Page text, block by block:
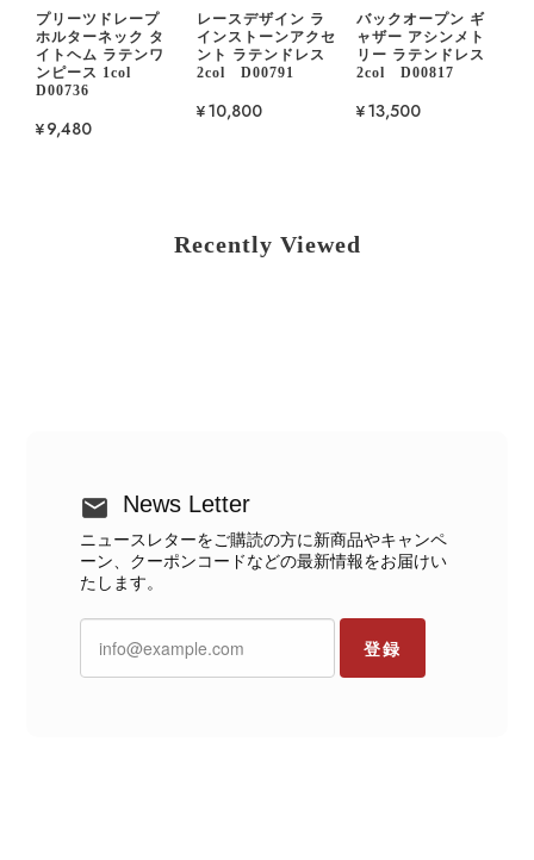
プリーツドレープ
ホルターネック タ
イトヘム ラテンワ
ンピース 1col
D00736
¥9,480
レースデザイン ラ
インストーンアクセ
ント ラテンドレス
2col D00791
¥10,800
バックオープン ギ
ャザー アシンメト
リー ラテンドレス
2col D00817
¥13,500
Recently Viewed
News Letter
ニュースレターをご購読の方に新商品やキャンペ
ーン、クーポンコードなどの最新情報をお届けい
たします。
登録